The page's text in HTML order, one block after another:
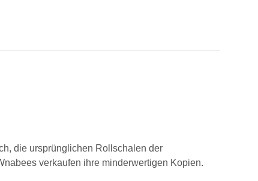
die ursprünglichen Rollschalen der
verkaufen ihre minderwertigen Kopien.